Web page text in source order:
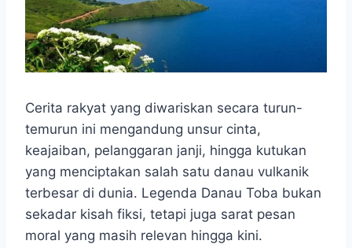
Cerita rakyat yang diwariskan secara turun-
temurun ini mengandung unsur cinta,
keajaiban, pelanggaran janji, hingga kutukan
yang menciptakan salah satu danau vulkanik
terbesar di dunia. Legenda Danau Toba bukan
sekadar kisah fiksi, tetapi juga sarat pesan
moral yang masih relevan hingga kini.